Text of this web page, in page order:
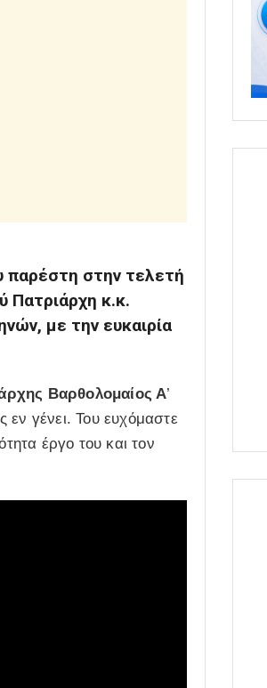
παρέστη στην τελετή
Πατριάρχη κ.κ.
με την ευκαιρία
Βαρθολομαίος Α’
εν γένει. Του ευχόμαστε
έργο του και τον